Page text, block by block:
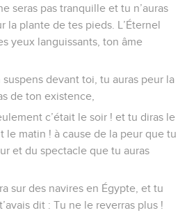
seras pas tranquille et tu n’auras
la plante de tes pieds. L’Éternel
yeux languissants, ton âme
devant toi, tu auras peur la
de ton existence,
c’était le soir ! et tu diras le
le matin ! à cause de la peur que tu
et du spectacle que tu auras
sur des navires en Égypte, et tu
dit : Tu ne le reverras plus !